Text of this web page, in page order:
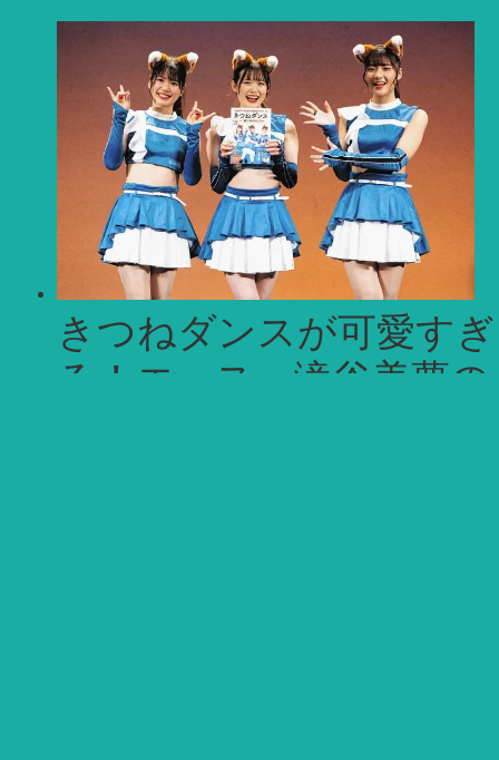
きつねダンスが可愛すぎ
る！エース・滝谷美夢の